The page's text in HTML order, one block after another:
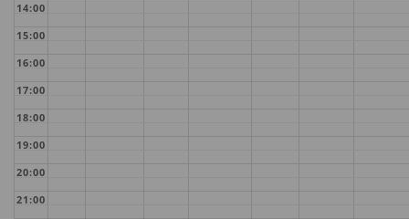
14:00
15:00
16:00
17:00
18:00
19:00
20:00
21:00